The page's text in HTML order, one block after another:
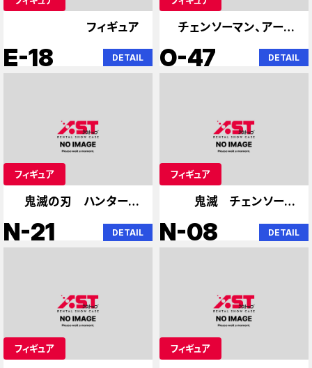
フィギュア
E-18 DETAIL
チェンソーマン、アーニ
ャ
O-47 DETAIL
フィギュア
鬼滅の刃 ハンターハ
ンターチェンソーマン
N-21 DETAIL
フィギュア
鬼滅 チェンソーマ
ン 初音ミク初音ミク
N-08 DETAIL
フィギュア フィギュア